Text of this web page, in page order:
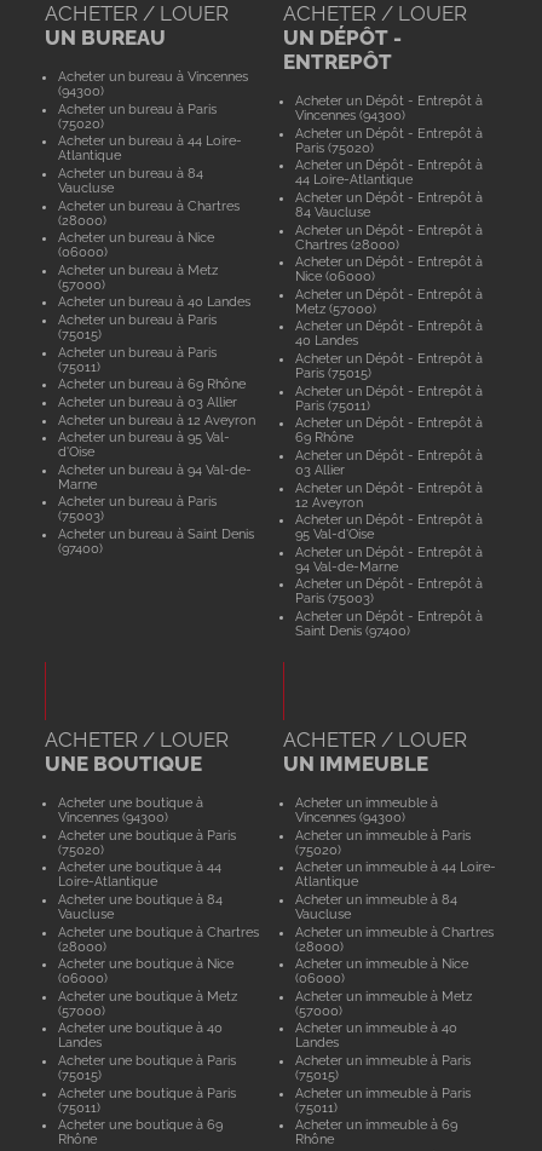
ACHETER / LOUER
UN BUREAU
Acheter un bureau à Vincennes
(94300)
Acheter un bureau à Paris
(75020)
Acheter un bureau à 44 Loire-
Atlantique
Acheter un bureau à 84
Vaucluse
Acheter un bureau à Chartres
(28000)
Acheter un bureau à Nice
(06000)
Acheter un bureau à Metz
(57000)
Acheter un bureau à 40 Landes
Acheter un bureau à Paris
(75015)
Acheter un bureau à Paris
(75011)
Acheter un bureau à 69 Rhône
Acheter un bureau à 03 Allier
Acheter un bureau à 12 Aveyron
Acheter un bureau à 95 Val-
d'Oise
Acheter un bureau à 94 Val-de-
Marne
Acheter un bureau à Paris
(75003)
Acheter un bureau à Saint Denis
(97400)
ACHETER / LOUER
UN DÉPÔT -
ENTREPÔT
Acheter un Dépôt - Entrepôt à
Vincennes (94300)
Acheter un Dépôt - Entrepôt à
Paris (75020)
Acheter un Dépôt - Entrepôt à
44 Loire-Atlantique
Acheter un Dépôt - Entrepôt à
84 Vaucluse
Acheter un Dépôt - Entrepôt à
Chartres (28000)
Acheter un Dépôt - Entrepôt à
Nice (06000)
Acheter un Dépôt - Entrepôt à
Metz (57000)
Acheter un Dépôt - Entrepôt à
40 Landes
Acheter un Dépôt - Entrepôt à
Paris (75015)
Acheter un Dépôt - Entrepôt à
Paris (75011)
Acheter un Dépôt - Entrepôt à
69 Rhône
Acheter un Dépôt - Entrepôt à
03 Allier
Acheter un Dépôt - Entrepôt à
12 Aveyron
Acheter un Dépôt - Entrepôt à
95 Val-d'Oise
Acheter un Dépôt - Entrepôt à
94 Val-de-Marne
Acheter un Dépôt - Entrepôt à
Paris (75003)
Acheter un Dépôt - Entrepôt à
Saint Denis (97400)
ACHETER / LOUER
UNE BOUTIQUE
Acheter une boutique à
Vincennes (94300)
Acheter une boutique à Paris
(75020)
Acheter une boutique à 44
Loire-Atlantique
Acheter une boutique à 84
Vaucluse
Acheter une boutique à Chartres
(28000)
Acheter une boutique à Nice
(06000)
Acheter une boutique à Metz
(57000)
Acheter une boutique à 40
Landes
Acheter une boutique à Paris
(75015)
Acheter une boutique à Paris
(75011)
Acheter une boutique à 69
Rhône
ACHETER / LOUER
UN IMMEUBLE
Acheter un immeuble à
Vincennes (94300)
Acheter un immeuble à Paris
(75020)
Acheter un immeuble à 44 Loire-
Atlantique
Acheter un immeuble à 84
Vaucluse
Acheter un immeuble à Chartres
(28000)
Acheter un immeuble à Nice
(06000)
Acheter un immeuble à Metz
(57000)
Acheter un immeuble à 40
Landes
Acheter un immeuble à Paris
(75015)
Acheter un immeuble à Paris
(75011)
Acheter un immeuble à 69
Rhône